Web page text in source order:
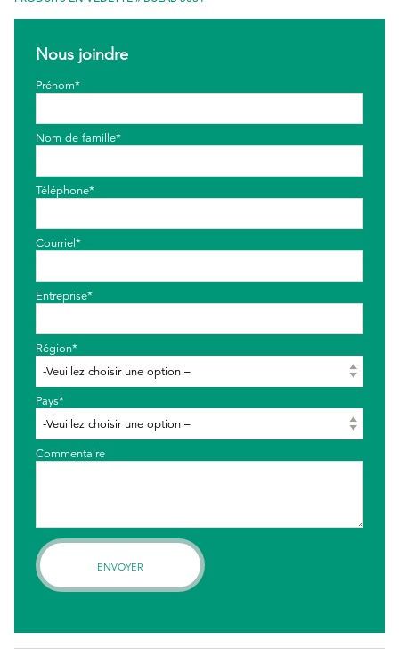
EthicsPoint
Ackumen
English
Rechercher
Nous joindre
Prénom*
Nom de famille*
Téléphone*
Courriel*
Entreprise*
Région*
Pays*
Commentaire